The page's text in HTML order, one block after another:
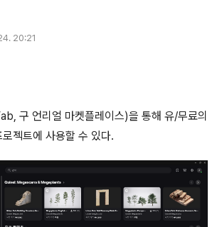
20:21
구 언리얼 마켓플레이스)을 통해 유/무료의
젝트에 사용할 수 있다.